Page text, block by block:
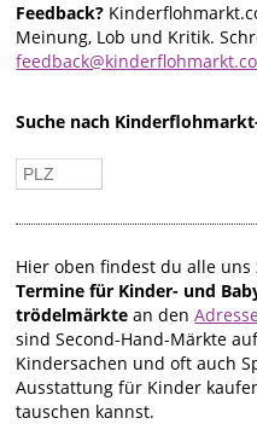
Feedback?
Meinung, Lob und Kritik.
Suche nach
Hier oben findest du alle
Termine für Kinder- und
trödelmärkte an den
sind Second-Hand-Märkte
Kindersachen und oft auch
Ausstattung für Kinder
tauschen kannst.